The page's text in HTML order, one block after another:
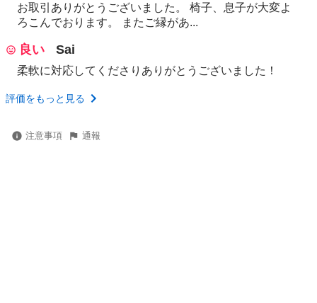
お取引ありがとうございました。 椅子、息子が大変よ
ろこんでおります。 またご縁があ...
良い Sai
柔軟に対応してくださりありがとうございました！
評価をもっと見る
注意事項 通報